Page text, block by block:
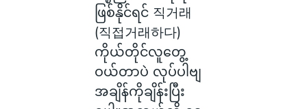
ဖြစ်နိုင်ရင် 직거래
(직접거래하다)
ကိုယ်တိုင်လူတွေ့
ဝယ်တာပဲ လုပ်ပါဗျ
အချိန်ကိုချိန်းပြီး